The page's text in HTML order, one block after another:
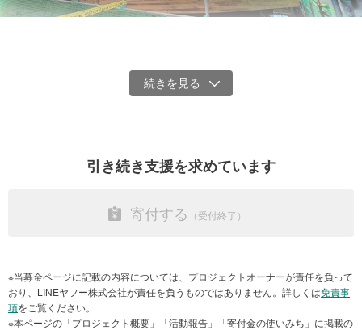
平成28年4月18日 共同通信社撮影
楼門復旧工事、上層の組み立てに着手（2022年3月23日更
引き続き支援を求めています
寄付する
※当募金ページに記載の内容については、プロジェクトオーナーが責任を負って
おり、LINEヤフー株式会社が責任を負うものではありません。詳しくは免責事
項をご覧ください。
※本ページの「プロジェクト概要」「活動報告」「寄付金の使いみち」に掲載の